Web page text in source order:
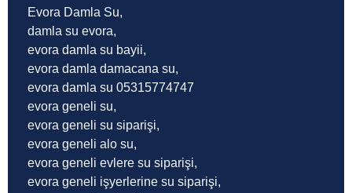
Evora Damla Su,
damla su evora,
evora damla su bayii,
evora damla damacana su,
evora damla su 05315774747
evora geneli su,
evora geneli su siparişi,
evora geneli alo su,
evora geneli evlere su siparişi,
evora geneli işyerlerine su siparişi,